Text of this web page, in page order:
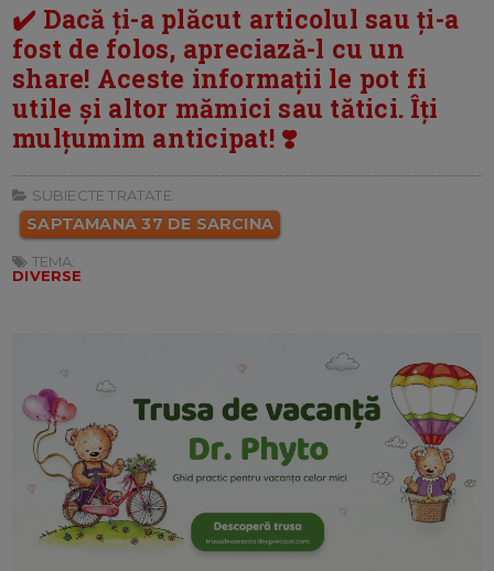
✔️ Dacă ți-a plăcut articolul sau ți-a
fost de folos, apreciază-l cu un
share! Aceste informații le pot fi
utile și altor mămici sau tătici. Îți
mulțumim anticipat! ❣️
SUBIECTE TRATATE:
SAPTAMANA 37 DE SARCINA
TEMA:
DIVERSE